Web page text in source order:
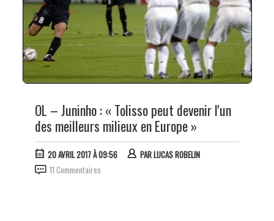
OL – Juninho : « Tolisso peut devenir l'un
des meilleurs milieux en Europe »
20 AVRIL 2017 À 09:56 PARLUCAS ROBELIN
11 Commentaires